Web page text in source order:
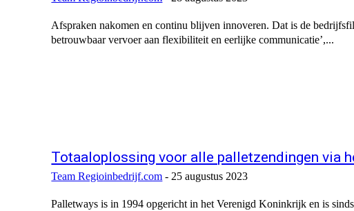
Afspraken nakomen en continu blijven innoveren. Dat is de
betrouwbaar vervoer aan flexibiliteit en eerlijke communicatie’,...
Totaaloplossing voor alle palletzendingen via
Team Regioinbedrijf.com - 25 augustus 2023
Palletways is in 1994 opgericht in het Verenigd Koninkrijk en is